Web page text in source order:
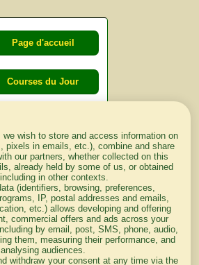
Page d'accueil
Courses du Jour
lendemain
Courses
d'aujourd'hui
Haut de Page
we wish to store and access information on
pixels in emails, etc.), combine and share
our partners, whether collected on this
already held by some of us, or obtained
in other contexts.
(identifiers, browsing, preferences,
IP, postal addresses and emails,
etc.) allows developing and offering
commercial offers and ads across your
by email, post, SMS, phone, audio,
them, measuring their performance, and
analysing audiences.
withdraw your consent at any time via the